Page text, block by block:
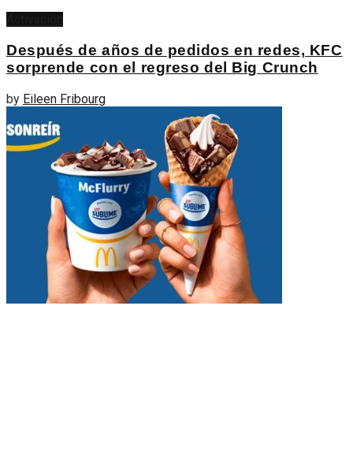
Después de años de pedidos en redes, KFC
sorprende con el regreso del Big Crunch
by Eileen Fribourg